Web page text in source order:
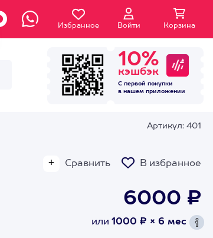
Избранное Войти Корзина
10%
кэшбэк
С первой покупки
в нашем приложении
Артикул: 401
Сравнить В избранное
6000 ₽
или 1000 ₽ × 6 мес